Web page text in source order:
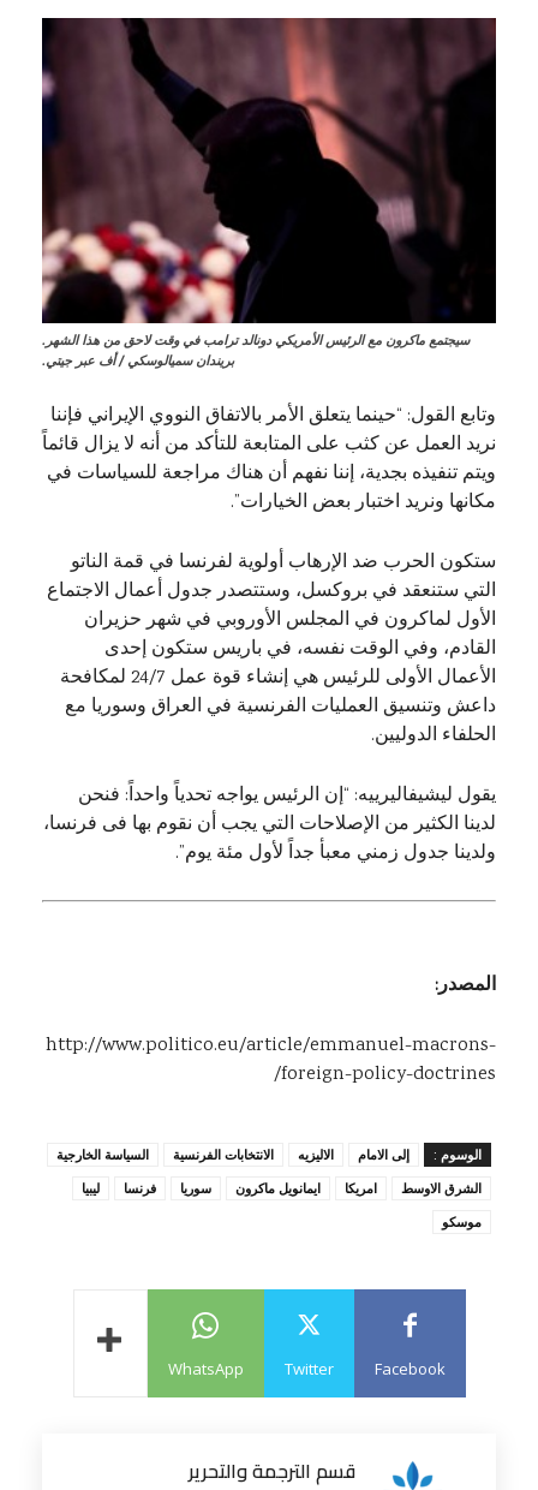
سيجتمع ماكرون مع الرئيس الأمريكي دونالد ترامب في وقت لاحق من هذا الشهر.
بريندان سميالوسكي / أف عبر جيتي.
وتابع القول: “حينما يتعلق الأمر بالاتفاق النووي الإيراني فإننا
نريد العمل عن كثب على المتابعة للتأكد من أنه لا يزال قائماً
ويتم تنفيذه بجدية، إننا نفهم أن هناك مراجعة للسياسات في
مكانها ونريد اختبار بعض الخيارات”.
ستكون الحرب ضد الإرهاب أولوية لفرنسا في قمة الناتو
التي ستنعقد في بروكسل، وستتصدر جدول أعمال الاجتماع
الأول لماكرون في المجلس الأوروبي في شهر حزيران
القادم، وفي الوقت نفسه، في باريس ستكون إحدى
الأعمال الأولى للرئيس هي إنشاء قوة عمل 24/7 لمكافحة
داعش وتنسيق العمليات الفرنسية في العراق وسوريا مع
الحلفاء الدوليين.
يقول ليشيفاليرييه: “إن الرئيس يواجه تحدياً واحداً: فنحن
لدينا الكثير من الإصلاحات التي يجب أن نقوم بها فى فرنسا،
ولدينا جدول زمني معبأ جداً لأول مئة يوم”.
المصدر:
http://www.politico.eu/article/emmanuel-macrons-
foreign-policy-doctrines/
الوسوم : إلى الامام الاليزيه الانتخابات الفرنسية
السياسة الخارجية
الشرق الاوسط
امريكا ايمانويل ماكرون سوريا فرنسا
ليبيا
موسكو
Facebook
Twitter
WhatsApp
قسم الترجمة والتحرير